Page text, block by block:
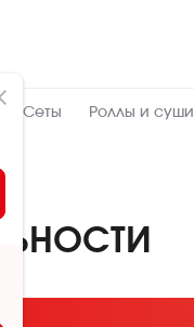
Сеты Роллы и суши